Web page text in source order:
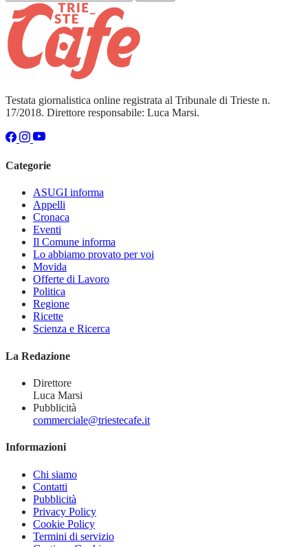
Testata giornalistica online registrata al Tribunale di Trieste n.
17/2018. Direttore responsabile: Luca Marsi.
Categorie
ASUGI informa
Appelli
Cronaca
Eventi
Il Comune informa
Lo abbiamo provato per voi
Movida
Offerte di Lavoro
Politica
Regione
Ricette
Scienza e Ricerca
La Redazione
Direttore
Luca Marsi
Pubblicità
commerciale@triestecafe.it
Informazioni
Chi siamo
Contatti
Pubblicità
Privacy Policy
Cookie Policy
Termini di servizio